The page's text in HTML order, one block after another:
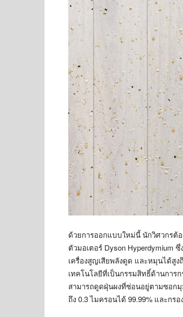
ด้วยการออกแบบใหม่นี้ นักวิศวกรต้
ตัวมอเตอร์ Dyson Hyperdymium
เครื่องสูญเสียพลังดูด และหมุนได้สูง
เทคโนโลยีที่เป็นกรรมสิทธิ์ด้านการ
สามารถดูดฝุ่นผงที่ซ่อนอยู่ตามซอก
ถึง 0.3 ไมครอนได้ 99.99% และกร